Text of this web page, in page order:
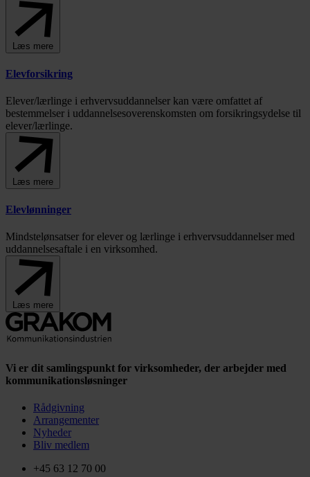
Læs mere
Elevforsikring
Elever/lærlinge i erhvervsuddannelser kan være omfattet af
bestemmelser i uddannelsesoverenskomsten om forsikringsydelse til
elever/lærlinge.
Læs mere
Elevlønninger
Mindstelønsatser for elever og lærlinge i erhvervsuddannelser med
uddannelsesaftale i en virksomhed.
Læs mere
Vi er dit samlingspunkt for virksomheder, der arbejder med
kommunikationsløsninger
Rådgivning
Arrangementer
Nyheder
Bliv medlem
+45 63 12 70 00